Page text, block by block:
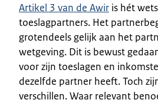
Artikel 3 van de Awir is hét
toeslagpartners. Het
grotendeels gelijk aan het
wetgeving. Dit is bewust
voor zijn toeslagen en
dezelfde partner heeft. Toch
verschillen. Waar relevant